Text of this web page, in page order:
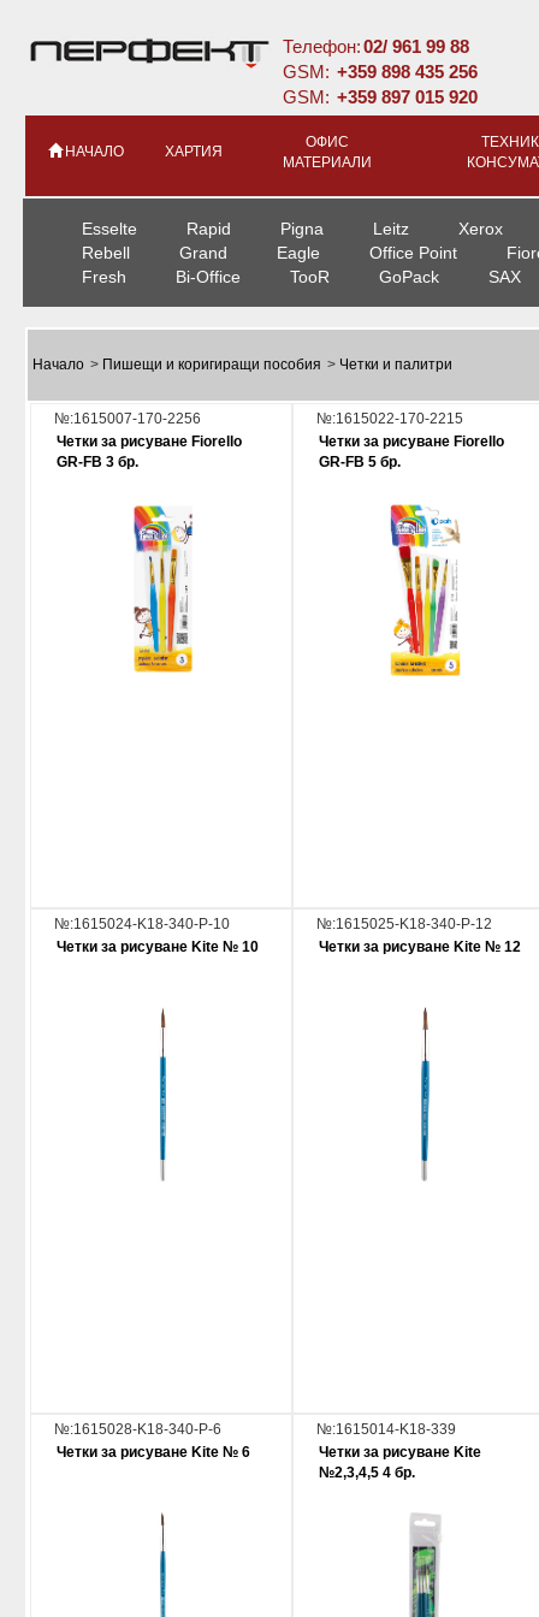
Телефон:02/ 961 99 88
GSM: +359 898 435 256
GSM: +359 897 015 920
НАЧАЛО ХАРТИЯ
ОФИС
МАТЕРИАЛИ
Esselte Rapid Pigna Leitz
Xerox
Rebell
Grand Eagle Office Point
Fresh
Bi-Office TooR GoPack SAX
Начало > Пишещи и коригиращи пособия > Четки и палитри
№:1615007-170-2256
Четки за рисуване Fiorello
GR-FB 3 бр.
№:1615022-170-2215
Четки за рисуване Fiorello
GR-FB 5 бр.
№:1615024-K18-340-P-10
Четки за рисуване Kite № 10
№:1615025-K18-340-P-12
Четки за рисуване Kite № 12
№:1615028-K18-340-P-6
Четки за рисуване Kite № 6
№:1615014-K18-339
Четки за рисуване Kite
№2,3,4,5 4 бр.